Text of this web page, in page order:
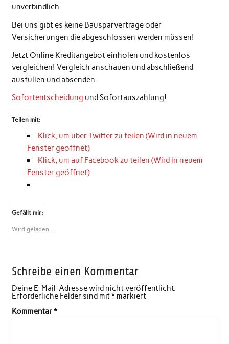
unverbindlich.
Bei uns gibt es keine Bausparverträge oder
Versicherungen die abgeschlossen werden müssen!
Jetzt Online Kreditangebot einholen und kostenlos
vergleichen! Vergleich anschauen und abschließend
ausfüllen und absenden.
Sofortentscheidung und Sofortauszahlung!
Teilen mit:
Klick, um über Twitter zu teilen (Wird in neuem
Fenster geöffnet)
Klick, um auf Facebook zu teilen (Wird in neuem
Fenster geöffnet)
Gefällt mir:
Wird geladen …
Schreibe einen Kommentar
Deine E-Mail-Adresse wird nicht veröffentlicht.
Erforderliche Felder sind mit*markiert
Kommentar*